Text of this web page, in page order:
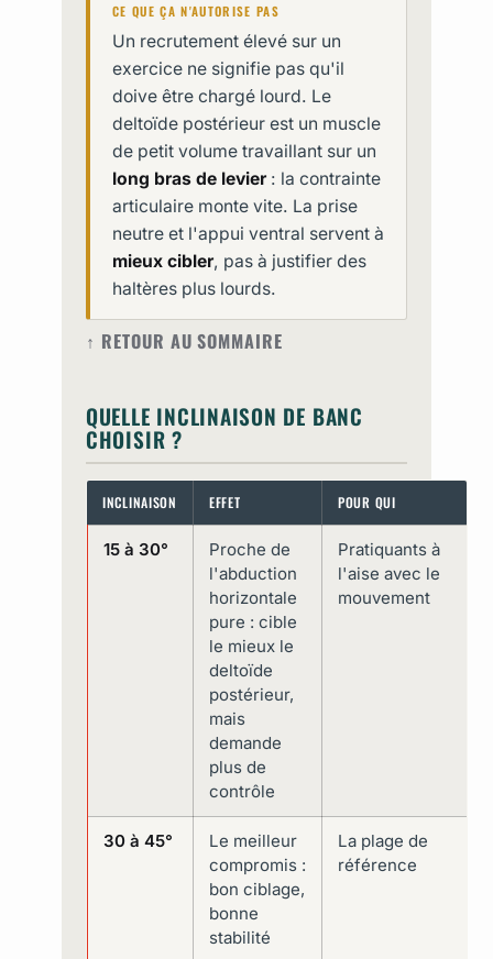
CE QUE ÇA N'AUTORISE PAS
Un recrutement élevé sur un
exercice ne signifie pas qu'il
doive être chargé lourd. Le
deltoïde postérieur est un muscle
de petit volume travaillant sur un
long bras de levier: la contrainte
articulaire monte vite. La prise
neutre et l'appui ventral servent à
mieux cibler, pas à justifier des
haltères plus lourds.
↑ RETOUR AU SOMMAIRE
QUELLE INCLINAISON DE BANC
CHOISIR ?
INCLINAISON EFFET POUR QUI
15 à 30°
Proche de
l'abduction
horizontale
pure : cible
le mieux le
deltoïde
postérieur,
mais
demande
plus de
contrôle
Pratiquants à
l'aise avec le
mouvement
30 à 45°
Le meilleur
compromis :
bon ciblage,
bonne
stabilité
La plage de
référence